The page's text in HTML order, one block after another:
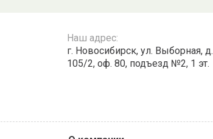
Наш адрес:
г. Новосибирск, ул. Выборная, д.
105/2, оф. 80, подъезд №2, 1 эт.